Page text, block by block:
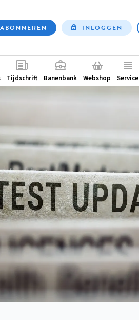
ABONNEREN INLOGGEN
Tijdschrift Banenbank Webshop Service